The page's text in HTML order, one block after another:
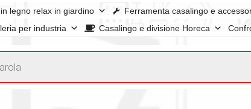
legno relax in giardino
Ferramenta casalingo e
per industria
Casalingo e divisione Horeca
Riepilogo ordineSpedizioni in europaSpedizioni in